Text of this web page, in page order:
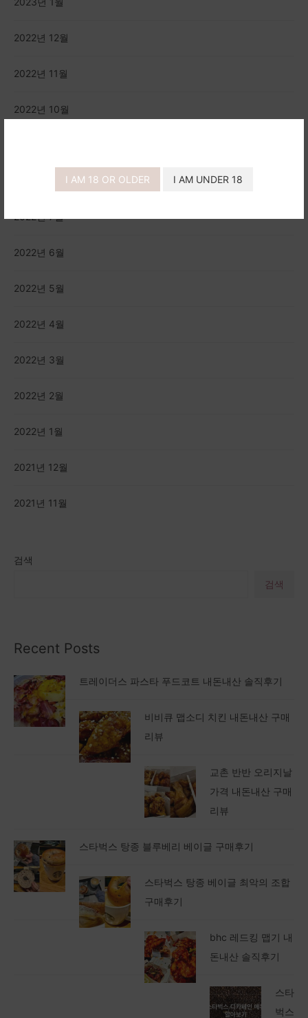
I AM 18 OR OLDER I AM UNDER 18
검색
검색
Recent Posts
트레이더스 파스타 푸드코트 내돈내산 솔직후기
비비큐 맵소디 치킨 내돈내산 구매
리뷰
교촌 반반 오리지날
가격 내돈내산 구매
리뷰
스타벅스 탕종 블루베리 베이글 구매후기
스타벅스 탕종 베이글 최악의 조합
구매후기
bhc 레드킹 맵기 내
돈내산 솔직후기
스타
벅스
2022년 12월
2022년 11월
2022년 10월
2022년 7월
2022년 6월
2022년 5월
2022년 4월
2022년 3월
2022년 2월
2022년 1월
2021년 12월
2021년 11월